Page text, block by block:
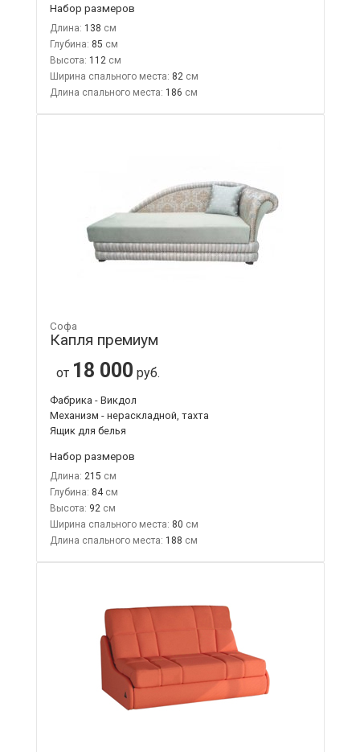
Набор размеров
Длина: 138
Глубина: 85
Высота: 112
Ширина спального места: 82
Длина спального места: 186
Софа
Капля премиум
от 18 000 руб.
Фабрика - Викдол
Механизм - нераскладной, тахта
Ящик для белья
Набор размеров
Длина: 215
Глубина: 84
Высота: 92
Ширина спального места: 80
Длина спального места: 188